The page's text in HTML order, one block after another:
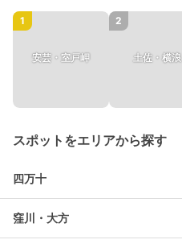
1
安芸・室戸岬
2
土佐・横浪
スポットをエリアから探す
四万十
窪川・大方